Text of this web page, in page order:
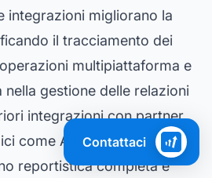
integrazioni migliorano la
il tracciamento dei
multipiattaforma e
gestione delle relazioni
integrazioni con partner
come Addingwell e
reportistica completa e
Contattaci